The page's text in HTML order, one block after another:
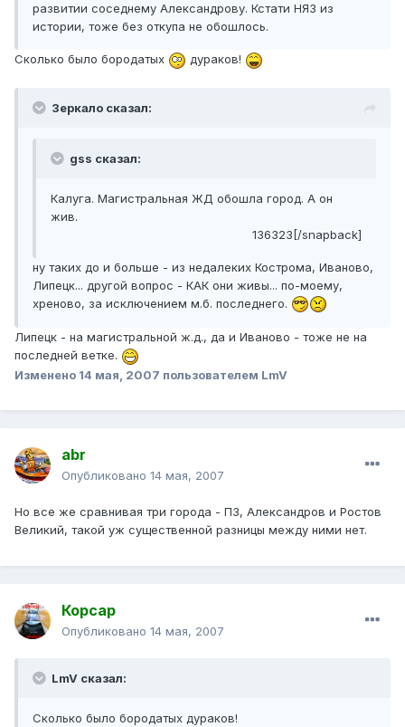
развитии соседнему Александрову. Кстати НЯЗ из
истории, тоже без откупа не обошлось.
Сколько было бородатых дураков!
Зеркало сказал:
gss сказал:
Калуга. Магистральная ЖД обошла город. А он
жив.
136323[/snapback]
ну таких до и больше - из недалеких Кострома, Иваново,
Липецк... другой вопрос - КАК они живы... по-моему,
хреново, за исключением м.б. последнего.
Липецк - на магистральной ж.д., да и Иваново - тоже не на
последней ветке.
Изменено 14 мая, 2007 пользователем LmV
abr
Опубликовано 14 мая, 2007
Но все же сравнивая три города - ПЗ, Александров и Ростов
Великий, такой уж существенной разницы между ними нет.
Корсар
Опубликовано 14 мая, 2007
LmV сказал:
Сколько было бородатых дураков!